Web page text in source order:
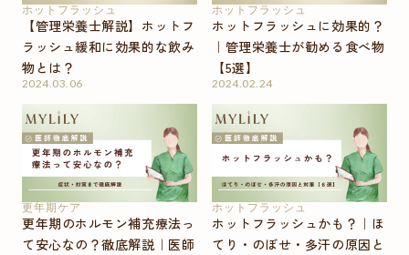
ホットフラッシュ
【管理栄養士解説】ホットフ
ラッシュ緩和に効果的な飲み
物とは？
2024.03.06
ホットフラッシュ
ホットフラッシュに効果的？
｜管理栄養士が勧める食べ物
【5選】
2024.02.24
更年期ケア
更年期のホルモン補充療法っ
て安心なの？徹底解説｜医師
ホットフラッシュ
ホットフラッシュかも？｜ほ
てり・のぼせ・多汗の原因と